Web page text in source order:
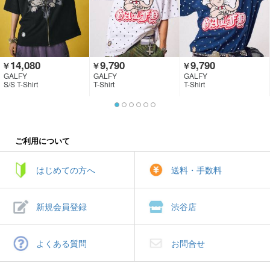
￥14,080
GALFY
S/S T-Shirt
￥9,790
GALFY
T-Shirt
￥9,790
GALFY
T-Shirt
ご利用について
はじめての方へ 送料・手数料
新規会員登録 渋谷店
よくある質問 お問合せ